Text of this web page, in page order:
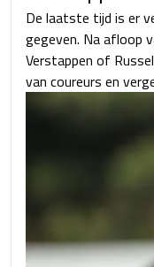
De laatste tijd is er
gegeven. Na afloop
Verstappen of
van coureurs en